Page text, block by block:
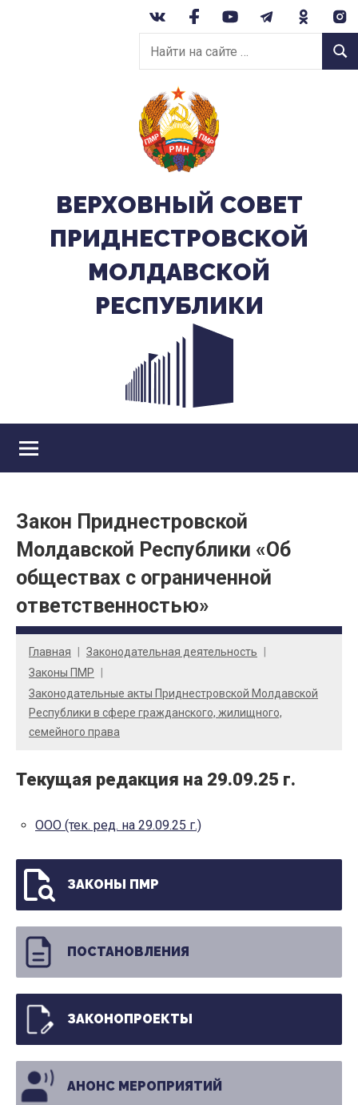
Найти
на
сайте:
ВЕРХОВНЫЙ CОВЕТ
ПРИДНЕСТРОВСКОЙ
МОЛДАВСКОЙ
РЕСПУБЛИКИ
Закон Приднестровской
Молдавской Республики «Об
обществах с ограниченной
ответственностью»
Главная
Законодательная деятельность
Законы ПМР
Законодательные акты Приднестровской Молдавской
Республики в сфере гражданского, жилищного,
семейного права
Текущая редакция на 29.09.25 г.
ООО (тек. ред. на 29.09.25 г.)
ЗАКОНЫ ПМР
ПОСТАНОВЛЕНИЯ
ЗАКОНОПРОЕКТЫ
АНОНС МЕРОПРИЯТИЙ